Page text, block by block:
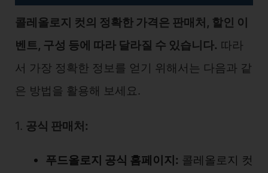
콜레올로지 컷의 정확한 가격은 판매처, 할인 이
벤트, 구성 등에 따라 달라질 수 있습니다. 따라
서 가장 정확한 정보를 얻기 위해서는 다음과 같
은 방법을 활용해 보세요.
1. 공식 판매처:
푸드올로지 공식 홈페이지: 콜레올로지 컷